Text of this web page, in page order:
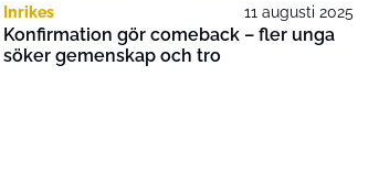
Inrikes 11 augusti 2025
Konfirmation gör comeback – fler unga
söker gemenskap och tro